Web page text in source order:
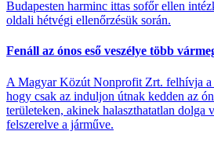
Budapesten harminc ittas sofőr ellen
oldali hétvégi ellenőrzésük során.
Fenáll az ónos eső veszélye több
A Magyar Közút Nonprofit Zrt. felhívja
hogy csak az induljon útnak kedden az
területeken, akinek halaszthatatlan dolga
felszerelve a járműve.